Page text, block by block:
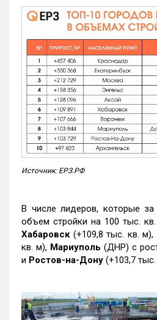
Источник: ЕРЗ.РФ
В числе лидеров, которые за
объем стройки на 100 тыс.
Хабаровск (+109,8 тыс. кв. м),
кв. м), Мариуполь (ДНР) с
и Ростов-на-Дону (+103,7